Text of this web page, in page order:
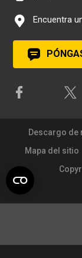
Encuentra
Descargo de
Mapa del sitio